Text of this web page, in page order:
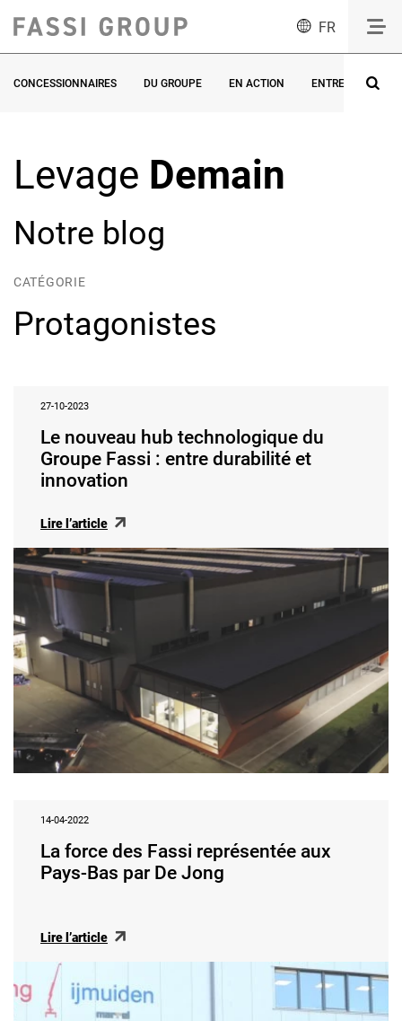
FR
CONCESSIONNAIRES DU GROUPE EN ACTION ENTREVUES
Levage Demain
Notre blog
CATÉGORIE
Protagonistes
27-10-2023
Le nouveau hub technologique du
Groupe Fassi : entre durabilité et
innovation
Lire l’article
14-04-2022
La force des Fassi représentée aux
Pays-Bas par De Jong
Lire l’article